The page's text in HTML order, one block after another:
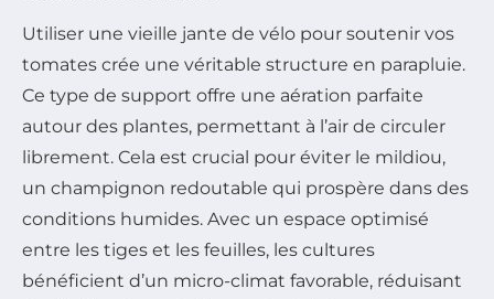
Utiliser une vieille jante de vélo pour soutenir vos
tomates crée une véritable structure en parapluie.
Ce type de support offre une aération parfaite
autour des plantes, permettant à l’air de circuler
librement. Cela est crucial pour éviter le mildiou,
un champignon redoutable qui prospère dans des
conditions humides. Avec un espace optimisé
entre les tiges et les feuilles, les cultures
bénéficient d’un micro-climat favorable, réduisant